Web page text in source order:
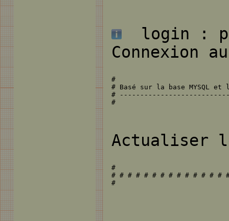
login :
Connexion
#
# Basé sur la base
#
#
Actualiser
#
# # # # # # # # # # # # # #
#